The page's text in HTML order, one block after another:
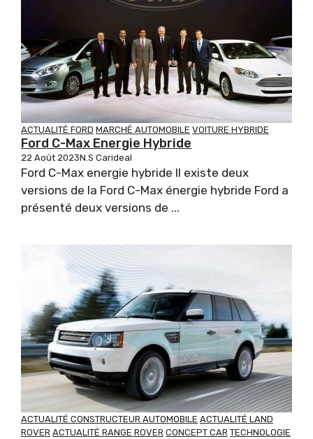
ACTUALITÉ FORD MARCHÉ AUTOMOBILE VOITURE HYBRIDE
Ford C-Max Energie Hybride
22 Août 2023N.S Carideal
Ford C-Max energie hybride Il existe deux
versions de la Ford C-Max énergie hybride Ford a
présenté deux versions de ...
ACTUALITÉ CONSTRUCTEUR AUTOMOBILE ACTUALITÉ LAND
ROVER ACTUALITÉ RANGE ROVER CONCEPT CAR TECHNOLOGIE